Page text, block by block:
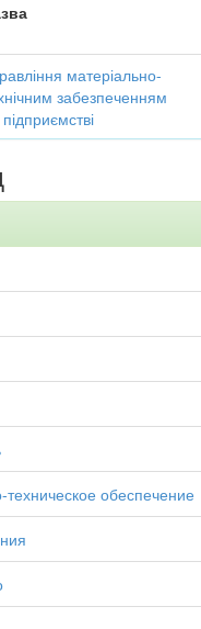
матеріально-
забезпеченням
обеспечение